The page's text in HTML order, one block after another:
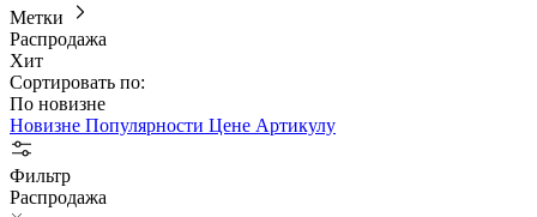
Метки
Распродажа
Хит
Сортировать по:
По новизне
Новизне Популярности Цене Артикулу
Фильтр
Распродажа